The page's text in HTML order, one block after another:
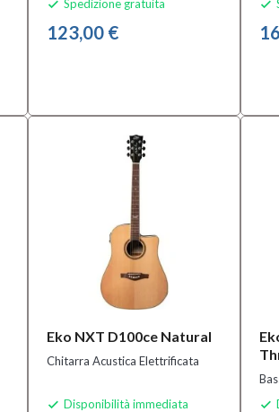
 Spedizione gratuita
123,00 €

Eko NXT D100ce Natural
Chitarra Acustica Elettrificata
 Disponibilità immediata 